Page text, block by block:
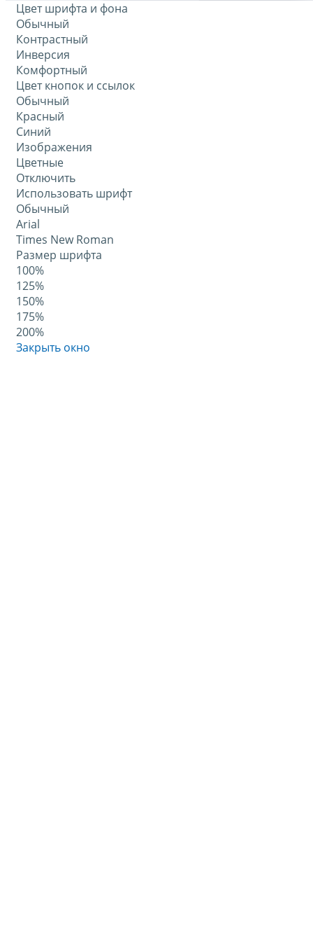
Цвет шрифта и фона
Обычный
Контрастный
Инверсия
Комфортный
Цвет кнопок и ссылок
Обычный
Красный
Синий
Изображения
Цветные
Отключить
Использовать шрифт
Обычный
Arial
Times New Roman
Размер шрифта
100%
125%
150%
175%
200%
Закрыть окно